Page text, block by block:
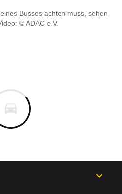
Busses achten muss, sehen
© ADAC e.V.